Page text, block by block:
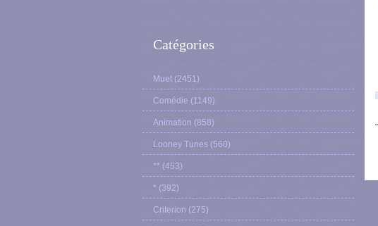
Catégories
Muet (2451)
Comédie (1149)
Animation (858)
Looney Tunes (560)
** (453)
* (392)
Criterion (275)